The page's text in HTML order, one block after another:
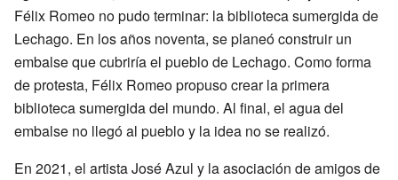
Félix Romeo no pudo terminar: la biblioteca sumergida de
Lechago. En los años noventa, se planeó construir un
embalse que cubriría el pueblo de Lechago. Como forma
de protesta, Félix Romeo propuso crear la primera
biblioteca sumergida del mundo. Al final, el agua del
embalse no llegó al pueblo y la idea no se realizó.
En 2021, el artista José Azul y la asociación de amigos de